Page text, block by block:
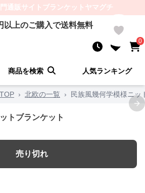
通販サイト ブランケットヤマグチ
以上のご購入で送料無料
0
商品を検索 人気ランキング
› 北欧の一覧 ›
民族風幾何学模様ニッ
トブランケット
売り切れ